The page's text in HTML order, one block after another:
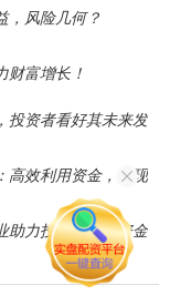
，风险几何？
财富增长！
投资者看好其未来发
高效利用资金，实现
助力投资者实现资金